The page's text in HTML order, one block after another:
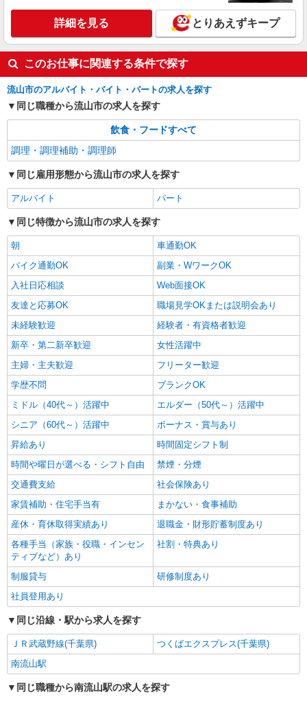
詳細を見る とりあえずキープ
このお仕事に関連する条件で探す
流山市のアルバイト・バイト・パートの求人を探す
同じ職種から流山市の求人を探す
飲食・フードすべて
調理・調理補助・調理師
同じ雇用形態から流山市の求人を探す
アルバイト パート
同じ特徴から流山市の求人を探す
朝
車通勤OK
バイク通勤OK
副業・WワークOK
入社日応相談
Web面接OK
友達と応募OK
職場見学OKまたは説明会あり
未経験歓迎
経験者・有資格者歓迎
新卒・第二新卒歓迎
女性活躍中
主婦・主夫歓迎
フリーター歓迎
学歴不問
ブランクOK
ミドル（40代～）活躍中
エルダー（50代～）活躍中
シニア（60代～）活躍中
ボーナス・賞与あり
昇給あり
時間固定シフト制
時間や曜日が選べる・シフト自由
禁煙・分煙
交通費支給
社会保険あり
家賃補助・住宅手当有
まかない・食事補助
産休・育休取得実績あり
退職金・財形貯蓄制度あり
各種手当（家族・役職・インセン
ティブなど）あり
社割・特典あり
制服貸与
研修制度あり
社員登用あり
同じ沿線・駅から求人を探す
ＪＲ武蔵野線(千葉県)
つくばエクスプレス(千葉県)
南流山駅
同じ職種から南流山駅の求人を探す